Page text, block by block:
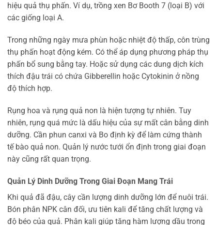
hiệu quả thụ phấn. Ví dụ, trồng xen Bơ Booth 7 (loại B) với
các giống loại A.
Trong những ngày mưa phùn hoặc nhiệt độ thấp, côn trùng
thụ phấn hoạt động kém. Có thể áp dụng phương pháp thụ
phấn bổ sung bằng tay. Hoặc sử dụng các dung dịch kích
thích đậu trái có chứa Gibberellin hoặc Cytokinin ở nồng
độ thích hợp.
Rụng hoa và rụng quả non là hiện tượng tự nhiên. Tuy
nhiên, rụng quá mức là dấu hiệu của sự mất cân bằng dinh
dưỡng. Cần phun canxi và Bo định kỳ để làm cứng thành
tế bào quả non. Quản lý nước tưới ổn định trong giai đoạn
này cũng rất quan trọng.
Quản Lý Dinh Dưỡng Trong Giai Đoạn Mang Trái
Khi quả đã đậu, cây cần lượng dinh dưỡng lớn để nuôi trái.
Bón phân NPK cân đối, ưu tiên kali để tăng chất lượng và
độ béo của quả. Phân kali giúp tăng hàm lượng dầu trong